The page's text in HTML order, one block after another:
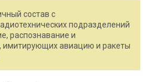
состав с
подразделений
распознавание и
имитирующих авиацию и ракеты